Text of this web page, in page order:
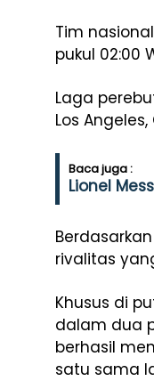
Tim
pukul 02:00
Laga
Los
Baca juga :
Lionel
rivalitas
Khusus di
dalam dua
berhasil
satu sama